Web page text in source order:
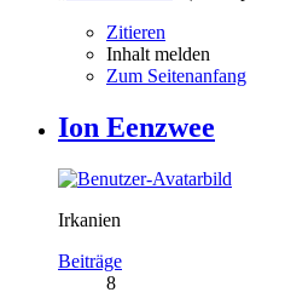
Zitieren
Inhalt melden
Zum Seitenanfang
Ion Eenzwee
Irkanien
Beiträge
8